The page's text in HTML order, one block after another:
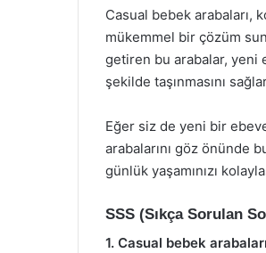
Casual bebek arabaları,
mükemmel bir çözüm
getiren bu arabalar, yeni
şekilde taşınmasını
Eğer siz de yeni bir
arabalarını göz önünde
günlük yaşamınızı
SSS (Sıkça Sorulan
1. Casual bebek